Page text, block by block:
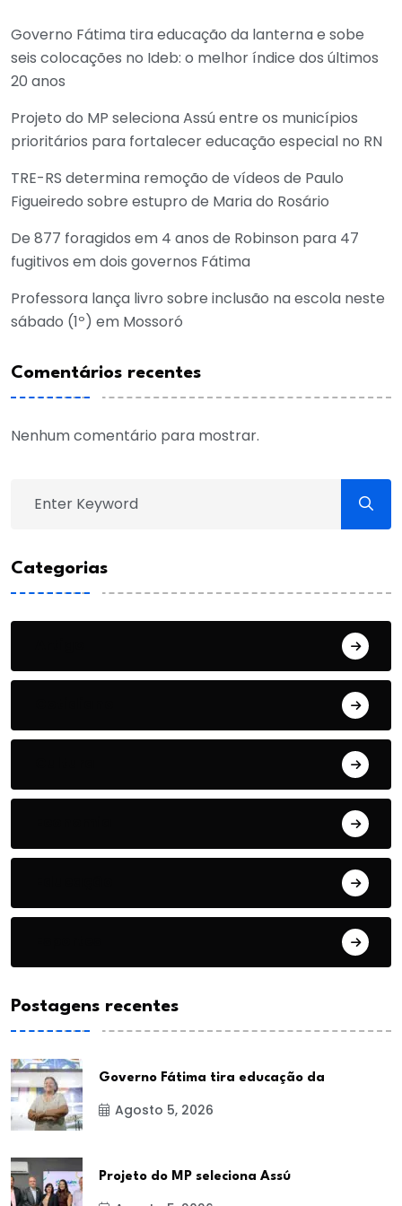
Governo Fátima tira educação da lanterna e sobe
seis colocações no Ideb: o melhor índice dos últimos
20 anos
Projeto do MP seleciona Assú entre os municípios
prioritários para fortalecer educação especial no RN
TRE-RS determina remoção de vídeos de Paulo
Figueiredo sobre estupro de Maria do Rosário
De 877 foragidos em 4 anos de Robinson para 47
fugitivos em dois governos Fátima
Professora lança livro sobre inclusão na escola neste
sábado (1º) em Mossoró
Comentários recentes
Nenhum comentário para mostrar.
Categorias
Postagens recentes
Governo Fátima tira educação da
Agosto 5, 2026
Projeto do MP seleciona Assú